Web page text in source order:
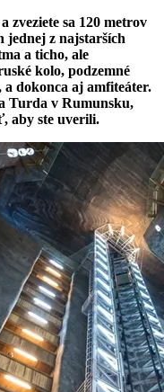
zveziete sa 120 metrov
jednej z najstarších
a ticho, ale
kolo, podzemné
dokonca aj amfiteáter.
Turda v Rumunsku,
aby ste uverili.